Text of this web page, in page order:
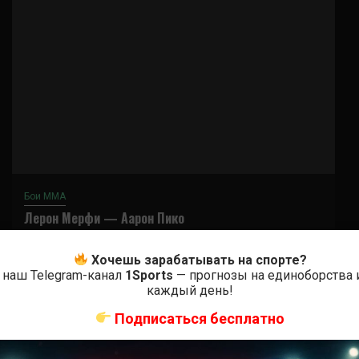
Бои ММА
Лерон Мерфи — Аарон Пико
Хочешь зарабатывать на спорте?
Telegram-канал 1Sports — прогнозы на единоборства
каждый день!
Подписаться бесплатно